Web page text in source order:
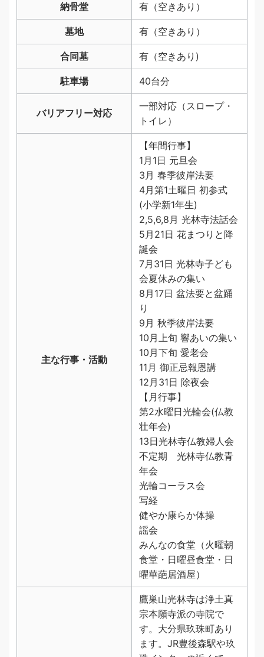
納骨堂 有（空きあり）
墓地 有（空きあり）
合同墓 有（空きあり)
駐車場 40台分
バリアフリー対応
一部対応（スロープ・
トイレ）
主な行事・活動
【年間行事】
1月1日 元旦会
3月 春季彼岸法要
4月第1土曜日 初参式
(小学新1年生)
2,5,6,8月 光林寺法話会
5月21日 花まつりと降
誕会
7月31日 光林寺子ども
会夏休みの集い
8月17日 盆法要と盆踊
り
9月 秋季彼岸法要
10月上旬 響あいの集い
10月下旬 愛老会
11月 御正忌報恩講
12月31日 除夜会
【月行事】
第2水曜日光輪会(仏教
壮年会)
13日光林寺仏教婦人会
不定期 光林寺仏教青
年会
光輪コーラス会
写経
健やか康らか体操
謡会
みんなの食堂（火曜朝
食堂・日曜昼食堂・日
曜華葩居酒屋）
鷹巣山光林寺は浄土真
宗本願寺派の寺院で
す。大分県玖珠町あり
ます。JR豊後森駅や玖